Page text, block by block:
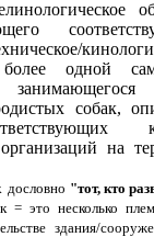
одной
собак,
на
дословно "тот, кто
= это несколько
здания/